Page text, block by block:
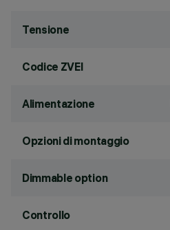
Tensione
Codice ZVEI
Alimentazione
Opzioni di montaggio
Dimmable option
Controllo